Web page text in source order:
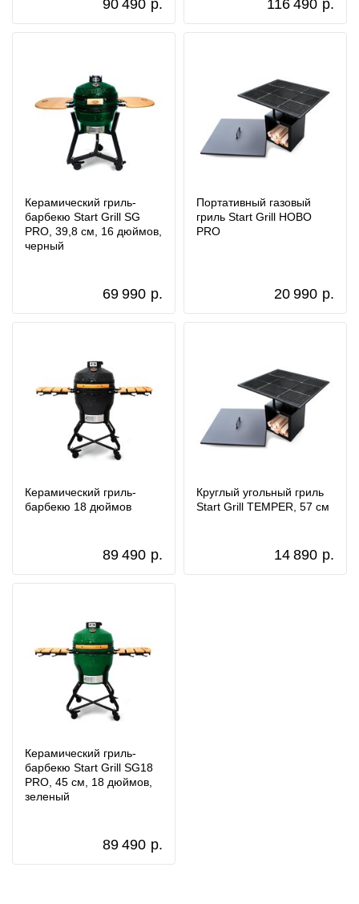
90 490 р. 116 490 р.
Керамический гриль-
барбекю Start Grill SG
PRO, 39,8 см, 16 дюймов,
черный
69 990 р.
Портативный газовый
гриль Start Grill HOBO
PRO
20 990 р.
Керамический гриль-
барбекю 18 дюймов
89 490 р.
Круглый угольный гриль
Start Grill TEMPER, 57 см
14 890 р.
Керамический гриль-
барбекю Start Grill SG18
PRO, 45 см, 18 дюймов,
зеленый
89 490 р.